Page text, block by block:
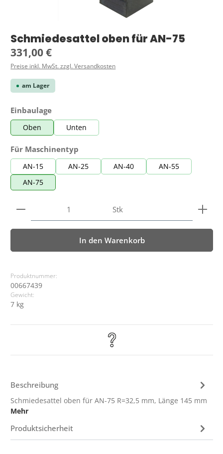
Schmiedesattel oben für AN-75
Regulärer Preis:
331,00 €
Preise inkl. MwSt. zzgl. Versandkosten
am Lager
Einbaulageauswählen
Oben Unten
Für Maschinentyp
AN-15 AN-25 AN-40
AN-55
AN-75
Produkt Anzahl: Gib den gewünschten Wert ein
Stk
In den Warenkorb
Produktnummer:
00667439
Gewicht:
7 kg
Beschreibung
Schmiedesattel oben für AN-75 R=32,5 mm, Länge 145 mm
Mehr
Produktsicherheit